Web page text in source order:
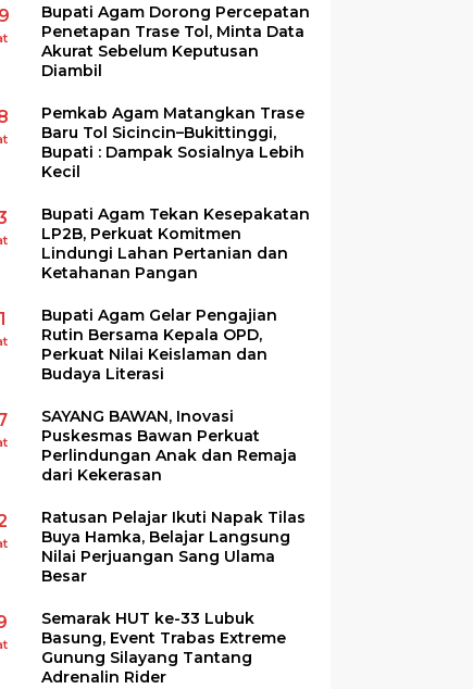
Bupati Agam Dorong Percepatan
Penetapan Trase Tol, Minta Data
Akurat Sebelum Keputusan
Diambil
Pemkab Agam Matangkan Trase
Baru Tol Sicincin–Bukittinggi,
Bupati : Dampak Sosialnya Lebih
Kecil
Bupati Agam Tekan Kesepakatan
LP2B, Perkuat Komitmen
Lindungi Lahan Pertanian dan
Ketahanan Pangan
Bupati Agam Gelar Pengajian
Rutin Bersama Kepala OPD,
Perkuat Nilai Keislaman dan
Budaya Literasi
SAYANG BAWAN, Inovasi
Puskesmas Bawan Perkuat
Perlindungan Anak dan Remaja
dari Kekerasan
Ratusan Pelajar Ikuti Napak Tilas
Buya Hamka, Belajar Langsung
Nilai Perjuangan Sang Ulama
Besar
Semarak HUT ke-33 Lubuk
Basung, Event Trabas Extreme
Gunung Silayang Tantang
Adrenalin Rider